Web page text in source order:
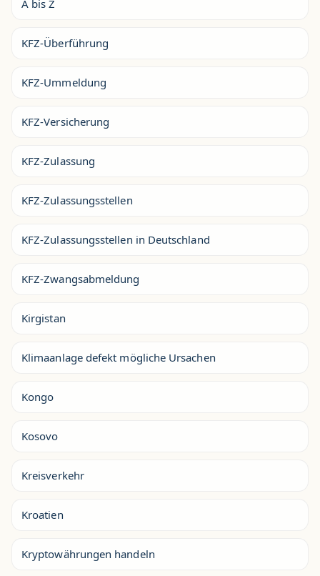
A bis Z
KFZ-Überführung
KFZ-Ummeldung
KFZ-Versicherung
KFZ-Zulassung
KFZ-Zulassungsstellen
KFZ-Zulassungsstellen in Deutschland
KFZ-Zwangsabmeldung
Kirgistan
Klimaanlage defekt mögliche Ursachen
Kongo
Kosovo
Kreisverkehr
Kroatien
Kryptowährungen handeln